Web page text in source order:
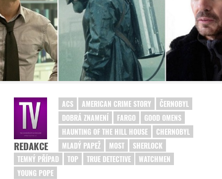
DISKUZE
STATISTIKY
TIRÁŽ
REDAKCE
ACS AMERICAN CRIME STORY
ČERNOBYL
DOBRÁ ZNAMENÍ
FARGO
GOOD OMENS
HAUNTING OF THE HILL HOUSE
CHERNOBYL
MLADÝ PAPEŽ
MOST
SHERLOCK
TEMNÝ PŘÍPAD
TOP TRUE DETECTIVE
WATCHMEN
YOUNG POPE